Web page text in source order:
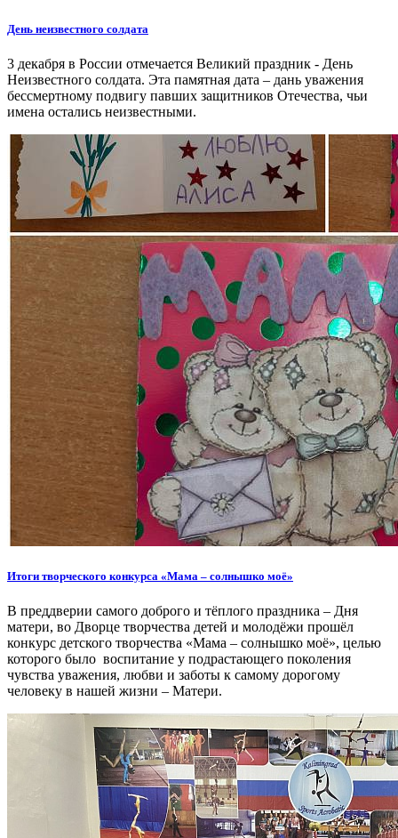
День неизвестного солдата
3 декабря в России отмечается Великий праздник - День
Неизвестного солдата. Эта памятная дата – дань уважения
бессмертному подвигу павших защитников Отечества, чьи
имена остались неизвестными.
Итоги творческого конкурса «Мама – солнышко моё»
В преддверии самого доброго и тёплого праздника – Дня
матери, во Дворце творчества детей и молодёжи прошёл
конкурс детского творчества «Мама – солнышко моё», целью
которого было воспитание у подрастающего поколения
чувства уважения, любви и заботы к самому дорогому
человеку в нашей жизни – Матери.